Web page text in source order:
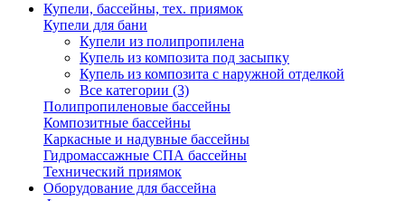
Купели, бассейны, тех. приямок
Купели для бани
Купели из полипропилена
Купель из композита под засыпку
Купель из композита с наружной отделкой
Все категории (3)
Полипропиленовые бассейны
Композитные бассейны
Каркасные и надувные бассейны
Гидромассажные СПА бассейны
Технический приямок
Оборудование для бассейна